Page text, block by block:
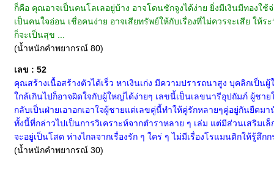
ก็คือ คุณอาจเป็นคนโลเลอยู่บ้าง อาจโดนชักจูงได้ง่าย ยิ่งมีเงินมีทองใ
เป็นคนใจอ่อน เชื่อคนง่าย อาจเสียทรัพย์ให้กับเรื่องที่ไม่ควรจะเสีย ใ
ก็จะเป็นสุข ...
(น้ำหนักคำพยากรณ์ 80)
เลข : 52
คุณสร้างเนื้อสร้างตัวได้เร็ว หาเงินเก่ง มีความปรารถนาสูง บุคลิกเป็
ใกล้เกินไปก็อาจผิดใจกับผู้ใหญ่ได้ง่ายๆ เลขนี้เป็นเลขนารีอุปถัมภ์ ผู้ช
กลับเป็นฝ่ายเอาอกเอาใจผู้ชายแต่เลขคู่นี้ทำให้คู่รักหลายๆคู่อยู่กันยืด
ทั้งนี้ที่กล่าวไปเป็นการวิเคราะห์จากตำราหลาย ๆ เล่ม แต่มีส่วนเสริม
จะอยู่เป็นโสด ห่างไกลจากเรื่องรัก ๆ ใคร่ ๆ ไม่มีเรื่องโรแมนติกให้รู้
(น้ำหนักคำพยากรณ์ 30)